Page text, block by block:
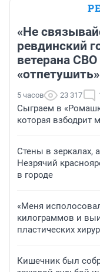
«Не
ревдинский
ветерана
5 часов 23 317
Сыграем в
которая взбодрит
Стены в зеркалах,
Незрячий
в городе
«Меня
килограммов и
пластических
Кишечник был